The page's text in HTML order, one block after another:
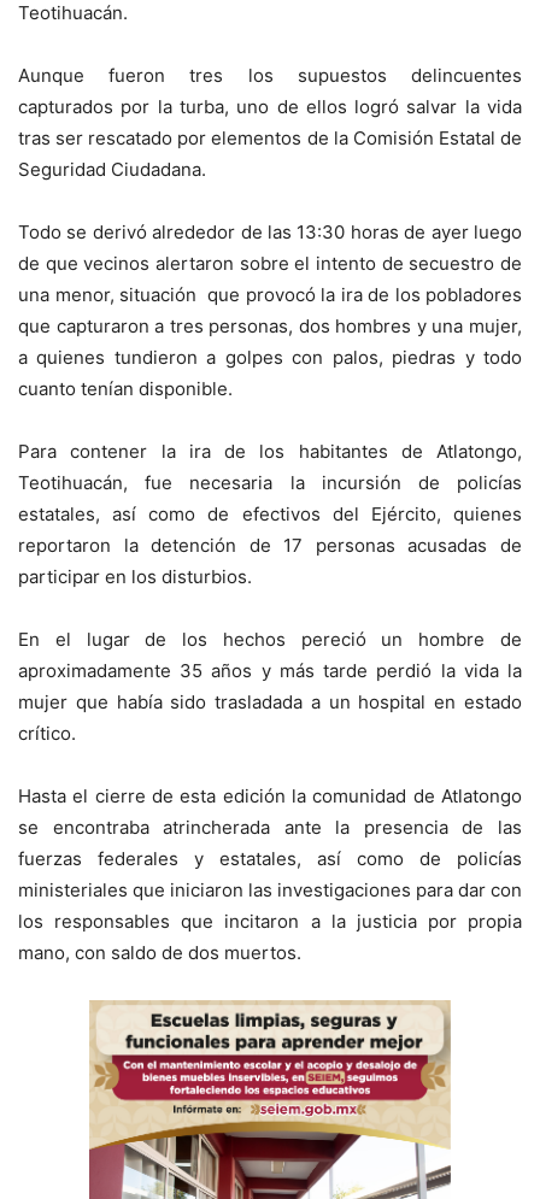
Teotihuacán.
Aunque fueron tres los supuestos delincuentes
capturados por la turba, uno de ellos logró salvar la vida
tras ser rescatado por elementos de la Comisión Estatal de
Seguridad Ciudadana.
Todo se derivó alrededor de las 13:30 horas de ayer luego
de que vecinos alertaron sobre el intento de secuestro de
una menor, situación que provocó la ira de los pobladores
que capturaron a tres personas, dos hombres y una mujer,
a quienes tundieron a golpes con palos, piedras y todo
cuanto tenían disponible.
Para contener la ira de los habitantes de Atlatongo,
Teotihuacán, fue necesaria la incursión de policías
estatales, así como de efectivos del Ejército, quienes
reportaron la detención de 17 personas acusadas de
participar en los disturbios.
En el lugar de los hechos pereció un hombre de
aproximadamente 35 años y más tarde perdió la vida la
mujer que había sido trasladada a un hospital en estado
crítico.
Hasta el cierre de esta edición la comunidad de Atlatongo
se encontraba atrincherada ante la presencia de las
fuerzas federales y estatales, así como de policías
ministeriales que iniciaron las investigaciones para dar con
los responsables que incitaron a la justicia por propia
mano, con saldo de dos muertos.